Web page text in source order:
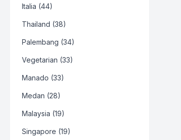
Italia (44)
Thailand (38)
Palembang (34)
Vegetarian (33)
Manado (33)
Medan (28)
Malaysia (19)
Singapore (19)